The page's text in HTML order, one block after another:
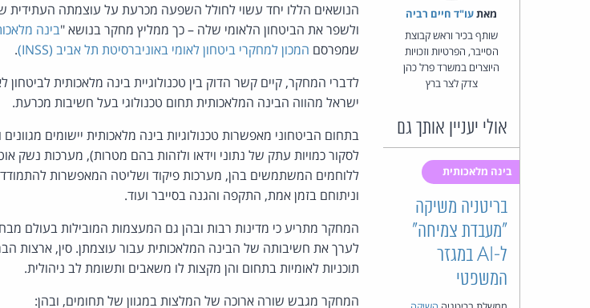
מאת‏עו"ד חיים רביה
שותף בכיר וראש קבוצת
הסייבר, הפרטיות וזכויות
היוצרים במשרד פרל כהן
צדק לצר ברץ
אולי יעניין אותך גם
בינה מלאכותית
בריטניה משיקה
"מעבדת צמיחה"
ל‑AI במגזר
המשפטי
הנושאים הללו יחד עשוי לחולל השפעה מכרעת על עוצמתה העתידית
ולשפר את הביטחון הלאומי שלה – כך ממליץ מחקר בנושא "בינה
שמפרסם המכון למחקרי ביטחון לאומי באוניברסיטת תל אביב (INSS)
.
לדברי המחקר, קיים קשר הדוק בין טכנולוגיית בינה מלאכותית לביטחון
ישראל מהווה הבינה המלאכותית תחום טכנולוגי בעל חשיבות מכרעת.
בתחום הביטחוני מאפשרות טכנולוגיות בינה מלאכותית יישומים
לסקור כמויות עתק של נתוני וידאו ולזהות בהם מטרות), מערכות נשק
ללוחמים המשתמשים בהן, מערכות פיקוד ושליטה המאפשרות
וניתוחם בזמן אמת, התקפה והגנה בסייבר ועוד.
לערך את חשיבותה של הבינה המלאכותית עבור עוצמתן. סין, ארצות
תוכניות לאומיות בתחום והן מקצות לו משאבים ותשומת לב ניהולית.
המחקר מגבש שורה ארוכה של המלצות במגוון של תחומים, ובהן: